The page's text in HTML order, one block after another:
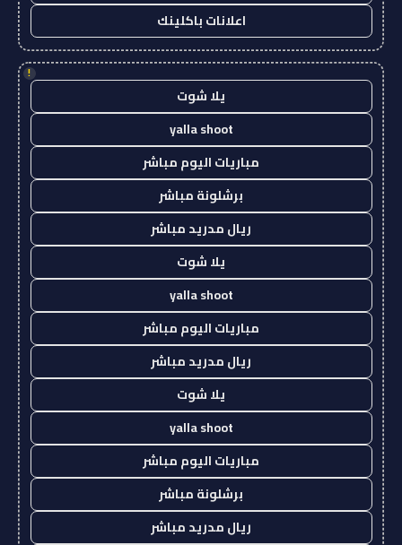
اعلانات باكلينك
!
يلا شوت
yalla shoot
مباريات اليوم مباشر
برشلونة مباشر
ريال مدريد مباشر
يلا شوت
yalla shoot
مباريات اليوم مباشر
ريال مدريد مباشر
يلا شوت
yalla shoot
مباريات اليوم مباشر
برشلونة مباشر
ريال مدريد مباشر